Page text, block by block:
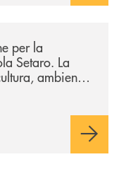
per la
Setaro. La
ambiente